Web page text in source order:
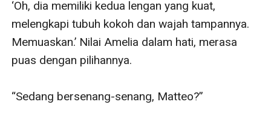
‘Oh, dia memiliki kedua lengan yang kuat,
melengkapi tubuh kokoh dan wajah tampannya.
Memuaskan.’ Nilai Amelia dalam hati, merasa
puas dengan pilihannya.
“Sedang bersenang-senang, Matteo?”